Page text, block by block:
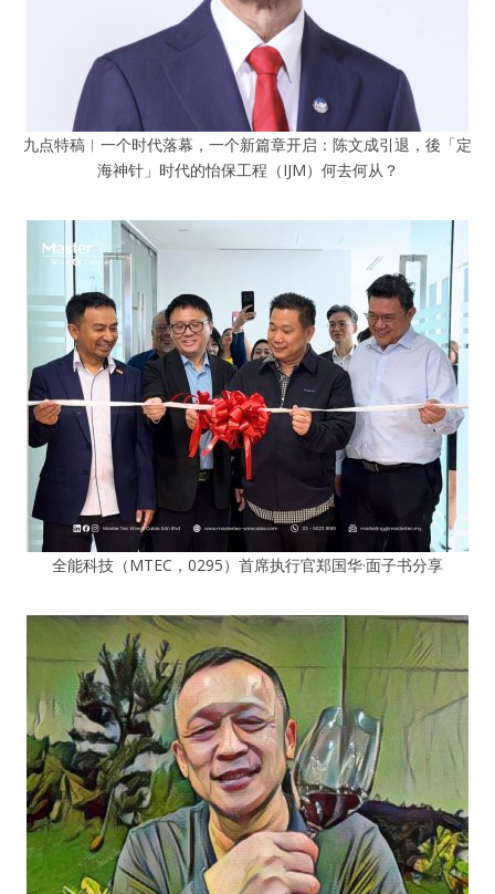
九点特稿︱一个时代落幕，一个新篇章开启：陈文成引退，後「定
海神针」时代的怡保工程（IJM）何去何从？
全能科技（MTEC，0295）首席执行官郑国华·面子书分享